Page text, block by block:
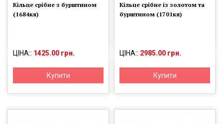
Кільце срібне з бурштином
(1684кя)
ЦІНА:: 1425.00 грн.
Купити
Кільце срібне із золотом та
бурштином (1701кя)
ЦІНА:: 2985.00 грн.
Купити